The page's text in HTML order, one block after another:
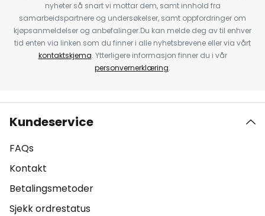
nyheter så snart vi mottar dem, samt innhold fra
samarbeidspartnere og undersøkelser, samt oppfordringer om
kjøpsanmeldelser og anbefalinger.Du kan melde deg av til enhver
tid enten via linken som du finner i alle nyhetsbrevene eller via vårt
kontaktskjema. Ytterligere informasjon finner du i vår
personvernerklæring.
Kundeservice
FAQs
Kontakt
Betalingsmetoder
Sjekk ordrestatus